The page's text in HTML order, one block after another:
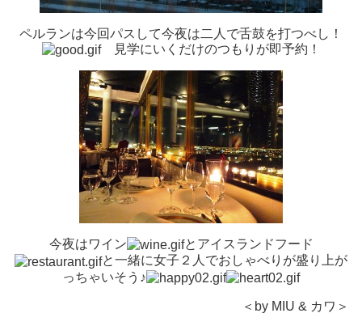
ペルランは今回パスして今夜は二人で舌鼓を打つべし！
見学にいくだけのつもりが即予約！
今夜はワイン
とアイスランドフード
と一緒に女子２人でおしゃべりが盛り上が
っちゃいそう♪
＜by MIU & カワ＞